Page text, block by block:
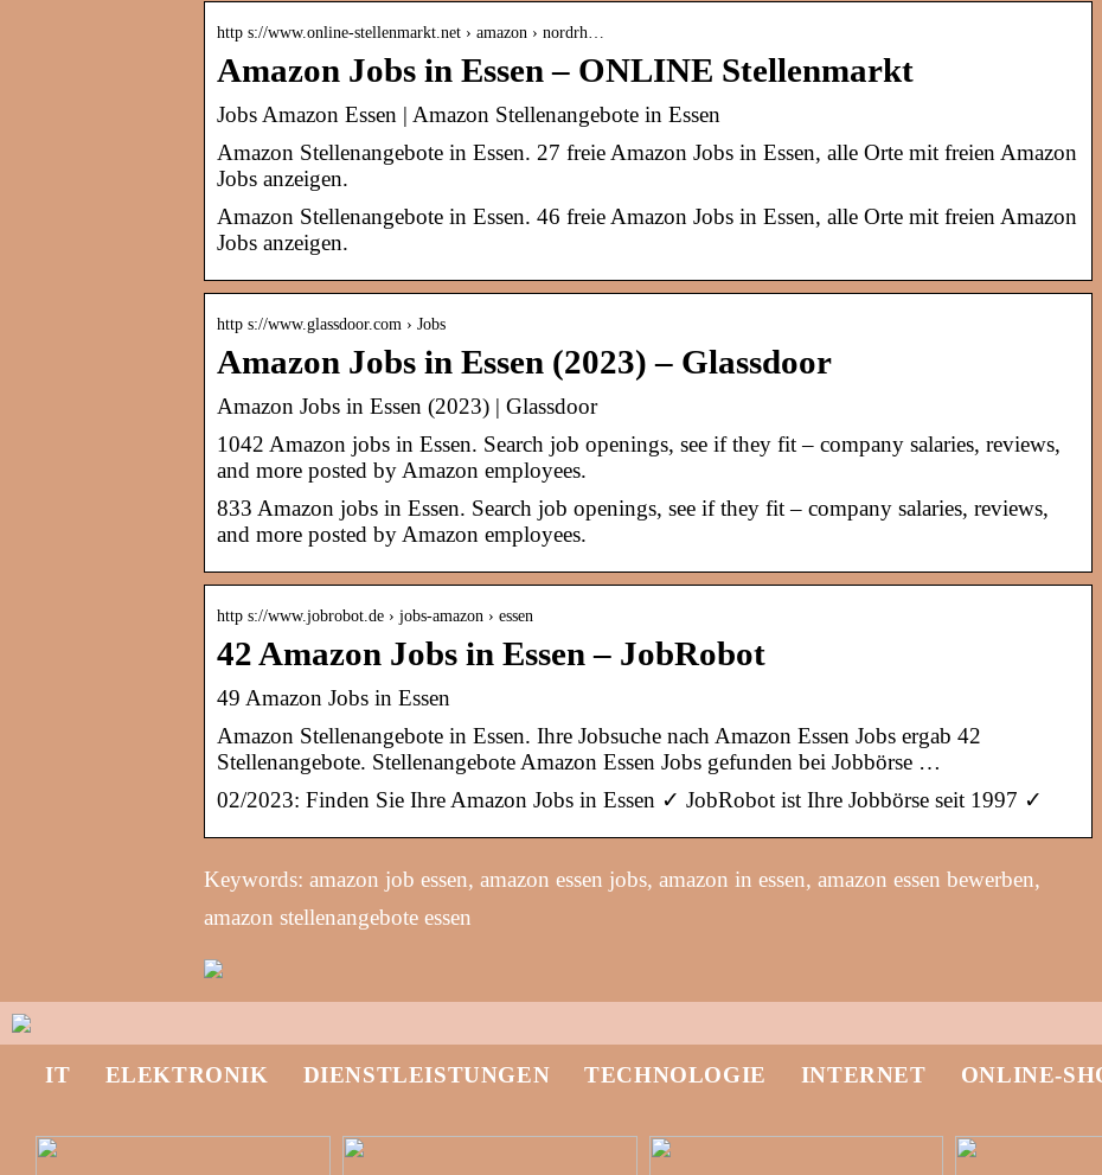
http s://www.online-stellenmarkt.net › amazon › nordrh…
Amazon Jobs in Essen – ONLINE Stellenmarkt
Jobs Amazon Essen | Amazon Stellenangebote in Essen
Amazon Stellenangebote in Essen. 27 freie Amazon Jobs in Essen, alle Orte mit freien Amazon
Jobs anzeigen.
Amazon Stellenangebote in Essen. 46 freie Amazon Jobs in Essen, alle Orte mit freien Amazon
Jobs anzeigen.
http s://www.glassdoor.com › Jobs
Amazon Jobs in Essen (2023) – Glassdoor
Amazon Jobs in Essen (2023) | Glassdoor
1042 Amazon jobs in Essen. Search job openings, see if they fit – company salaries, reviews,
and more posted by Amazon employees.
833 Amazon jobs in Essen. Search job openings, see if they fit – company salaries, reviews,
and more posted by Amazon employees.
http s://www.jobrobot.de › jobs-amazon › essen
42 Amazon Jobs in Essen – JobRobot
49 Amazon Jobs in Essen
Amazon Stellenangebote in Essen. Ihre Jobsuche nach Amazon Essen Jobs ergab 42
Stellenangebote. Stellenangebote Amazon Essen Jobs gefunden bei Jobbörse …
02/2023: Finden Sie Ihre Amazon Jobs in Essen ✓ JobRobot ist Ihre Jobbörse seit 1997 ✓
Keywords: amazon job essen, amazon essen jobs, amazon in essen, amazon essen bewerben,
amazon stellenangebote essen
IT ELEKTRONIK DIENSTLEISTUNGEN TECHNOLOGIE INTERNET ONLINE-